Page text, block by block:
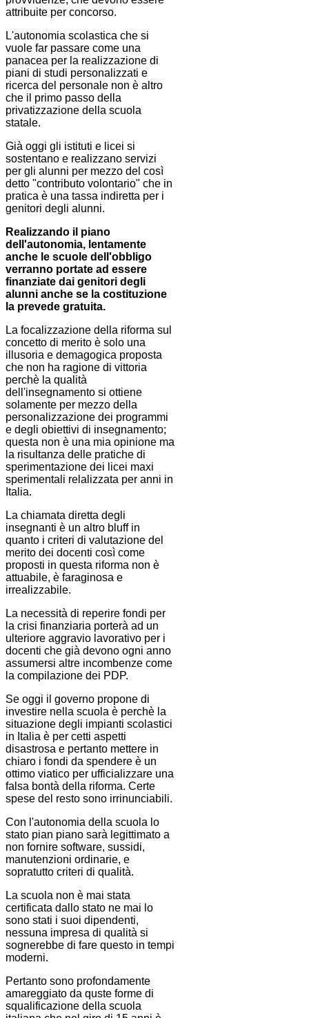
attribuite per concorso.
L'autonomia scolastica che si
vuole far passare come una
panacea per la realizzazione di
piani di studi personalizzati e
ricerca del personale non è altro
che il primo passo della
privatizzazione della scuola
statale.
Già oggi gli istituti e licei si
sostentano e realizzano servizi
per gli alunni per mezzo del così
detto "contributo volontario" che in
pratica è una tassa indiretta per i
genitori degli alunni.
Realizzando il piano
dell'autonomia, lentamente
anche le scuole dell'obbligo
verranno portate ad essere
finanziate dai genitori degli
alunni anche se la costituzione
la prevede gratuita.
La focalizzazione della riforma sul
concetto di merito è solo una
illusoria e demagogica proposta
che non ha ragione di vittoria
perchè la qualità
dell'insegnamento si ottiene
solamente per mezzo della
personalizzazione dei programmi
e degli obiettivi di insegnamento;
questa non è una mia opinione ma
la risultanza delle pratiche di
sperimentazione dei licei maxi
sperimentali relalizzata per anni in
Italia.
La chiamata diretta degli
insegnanti è un altro bluff in
quanto i criteri di valutazione del
merito dei docenti così come
proposti in questa riforma non è
attuabile, è faraginosa e
irrealizzabile.
La necessità di reperire fondi per
la crisi finanziaria porterà ad un
ulteriore aggravio lavorativo per i
docenti che già devono ogni anno
assumersi altre incombenze come
la compilazione dei PDP.
Se oggi il governo propone di
investire nella scuola è perchè la
situazione degli impianti scolastici
in Italia è per cetti aspetti
disastrosa e pertanto mettere in
chiaro i fondi da spendere è un
ottimo viatico per ufficializzare una
falsa bontà della riforma. Certe
spese del resto sono irrinunciabili.
Con l'autonomia della scuola lo
stato pian piano sarà legittimato a
non fornire software, sussidi,
manutenzioni ordinarie, e
sopratutto criteri di qualità.
La scuola non è mai stata
certificata dallo stato ne mai lo
sono stati i suoi dipendenti,
nessuna impresa di qualità si
sognerebbe di fare questo in tempi
moderni.
Pertanto sono profondamente
amareggiato da quste forme di
squalificazione della scuola